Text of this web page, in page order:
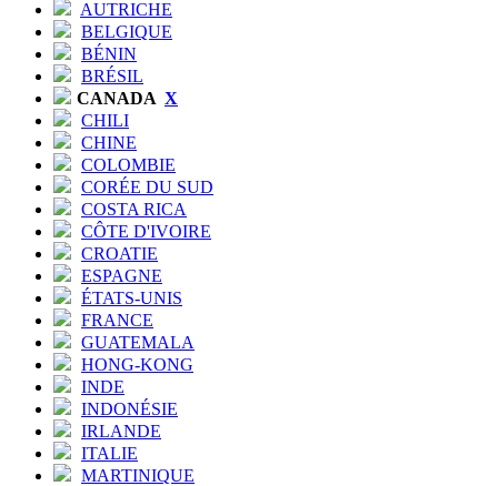
AUTRICHE
BELGIQUE
BÉNIN
BRÉSIL
CANADA X
CHILI
CHINE
COLOMBIE
CORÉE DU SUD
COSTA RICA
CÔTE D'IVOIRE
CROATIE
ESPAGNE
ÉTATS-UNIS
FRANCE
GUATEMALA
HONG-KONG
INDE
INDONÉSIE
IRLANDE
ITALIE
MARTINIQUE